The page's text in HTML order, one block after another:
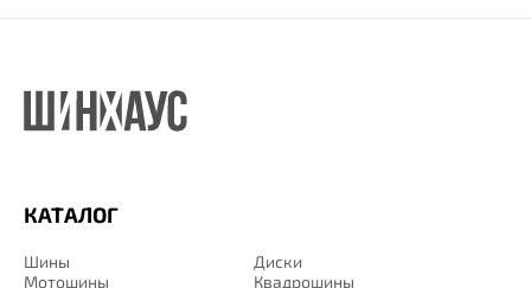
КАТАЛОГ
Шины
Диски
Мотошины
Квадрошины